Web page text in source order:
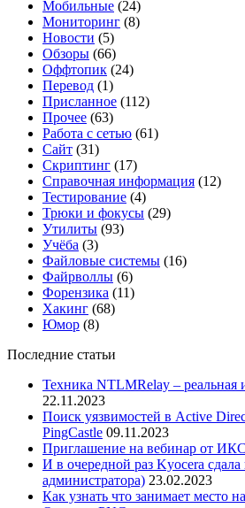
Мобильные (24)
Мониторинг (8)
Новости (5)
Обзоры (66)
Оффтопик (24)
Перевод (1)
Присланное (112)
Прочее (63)
Работа с сетью (61)
Сайт (31)
Скриптинг (17)
Справочная информация (12)
Тестирование (4)
Трюки и фокусы (29)
Утилиты (93)
Учёба (3)
Файловые системы (16)
Файрволлы (6)
Форензика (11)
Хакинг (68)
Юмор (8)
Последние статьи
Техника NTLMRelay – реальная
22.11.2023
Поиск уязвимостей в Active
PingCastle 09.11.2023
Приглашение на вебинар от ИКС
И в очередной раз Kyocera сдала
администратора) 23.02.2023
Как узнать что занимает место